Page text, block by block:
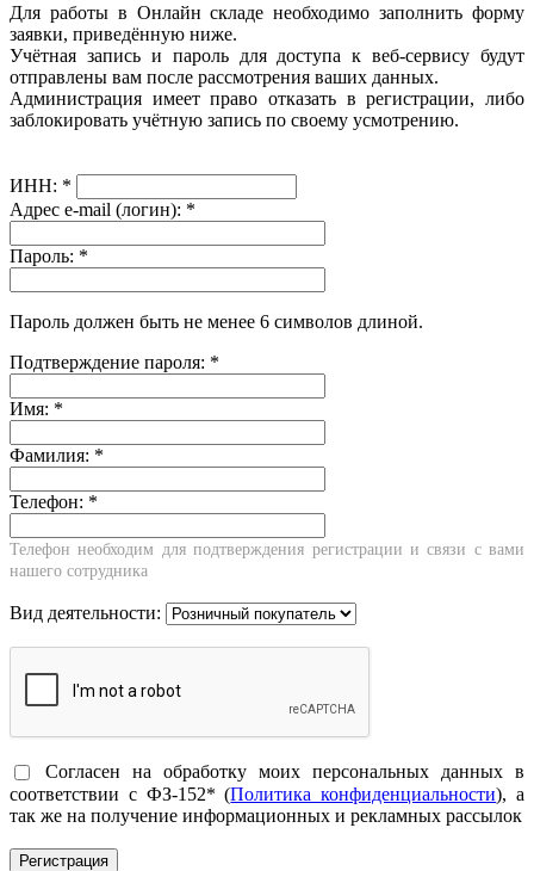
Для работы в Онлайн складе необходимо заполнить форму
заявки, приведённую ниже.
Учётная запись и пароль для доступа к веб-сервису будут
отправлены вам после рассмотрения ваших данных.
Администрация имеет право отказать в регистрации, либо
заблокировать учётную запись по своему усмотрению.
ИНН: *
Адрес e-mail (логин): *
Пароль: *
Пароль должен быть не менее 6 символов длиной.
Подтверждение пароля: *
Имя: *
Фамилия: *
Телефон: *
Телефон необходим для подтверждения регистрации и связи с вами
нашего сотрудника
Вид деятельности:
Согласен на обработку моих персональных данных в
соответствии с ФЗ-152* (Политика конфиденциальности), а
так же на получение информационных и рекламных рассылок